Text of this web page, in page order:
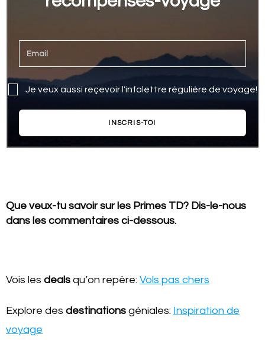
Je veux aussi reçevoir l'infolettre régulière de voyage!
INSCRIS-TOI
Que veux-tu savoir sur les Primes TD? Dis-le-nous
dans les commentaires ci-dessous.
Vois les deals qu’on repère: Vols pas chers
Explore des destinations géniales: Inspiration de
voyage